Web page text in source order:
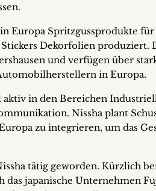
Europa Spritzgussprodukte für
Dekorfolien produziert.
und verfügen über
in Europa.
aktiv in den Bereichen
Nissha plant
zu integrieren, um das
tätig geworden. Kürzlich
das japanische Unternehmen